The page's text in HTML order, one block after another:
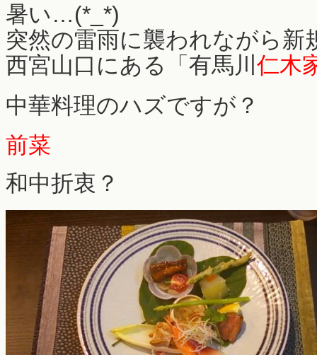
暑い…(*_*)
突然の雷雨に襲われながら
西宮山口にある「有馬川 仁木
中華料理のハズですが？
前菜
和中折衷？